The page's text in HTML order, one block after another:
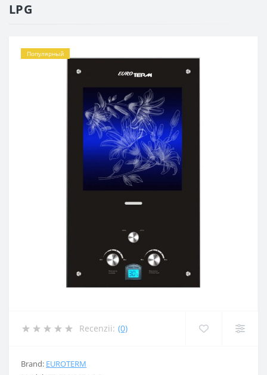
LPG
Популярный
Recenzii: (0)
Brand: EUROTERM